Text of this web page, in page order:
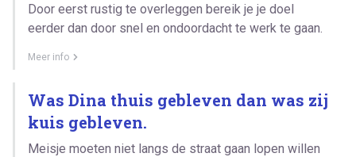
Door eerst rustig te overleggen bereik je je doel
eerder dan door snel en ondoordacht te werk te gaan.
Meer info
Was Dina thuis gebleven dan was zij
kuis gebleven.
Meisje moeten niet langs de straat gaan lopen willen